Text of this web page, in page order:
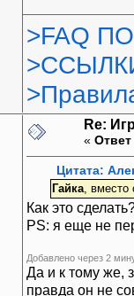
>FAQ
Re:
« Ответ
Цитата:
Гайка, вместо
Как это
PS: я еще не
Добавлено через 2
Да и к тому же,
правда он не